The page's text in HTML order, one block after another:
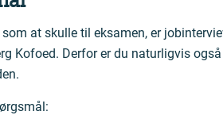
at skulle til eksamen, er
Kofoed. Derfor er du naturligvis